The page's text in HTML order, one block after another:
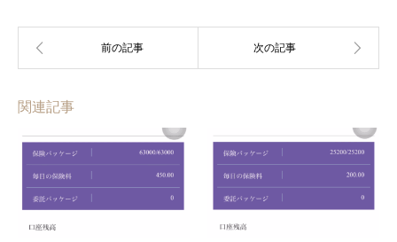
関連記事